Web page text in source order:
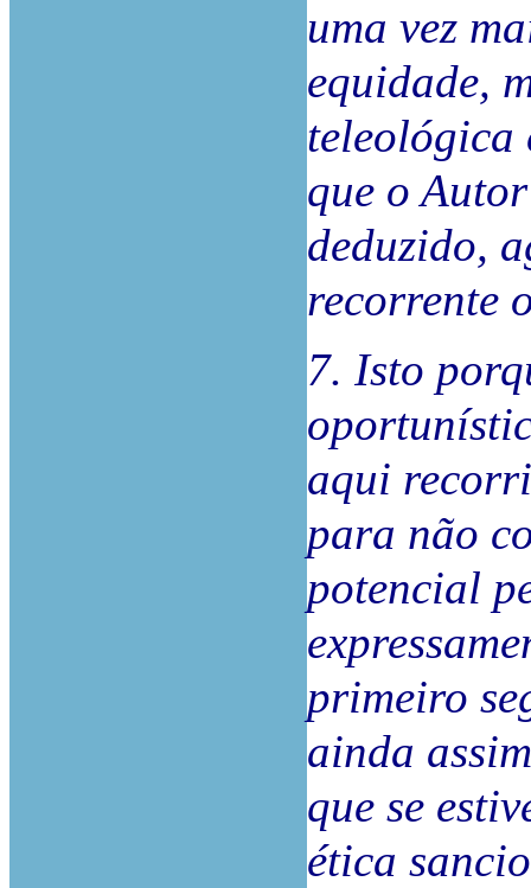
uma vez
equidade,
teleológica
que o
deduzido,
recorrente
7. Isto
aqui
para não
potencial
primeiro
ainda
que se
ética